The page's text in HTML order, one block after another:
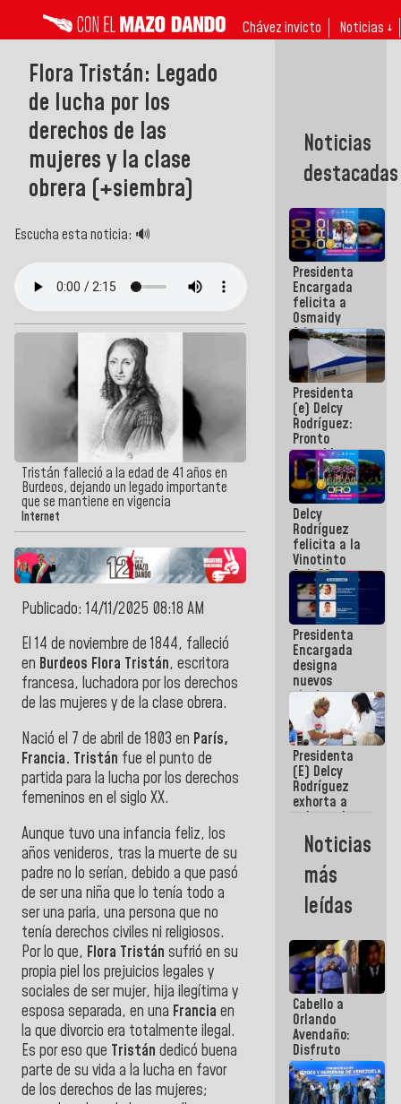
Chávez invicto Noticias ↓
Flora Tristán: Legado
de lucha por los
derechos de las
mujeres y la clase
obrera (+siembra)
Escucha esta noticia: 🔊
Tristán falleció a la edad de 41 años en
Burdeos, dejando un legado importante
que se mantiene en vigencia
Internet
Publicado: 14/11/2025 08:18 AM
El 14 de noviembre de 1844, falleció
en Burdeos Flora Tristán, escritora
francesa, luchadora por los derechos
de las mujeres y de la clase obrera.
Nació el 7 de abril de 1803 en París,
Francia. Tristán fue el punto de
partida para la lucha por los derechos
femeninos en el siglo XX.
Aunque tuvo una infancia feliz, los
años venideros, tras la muerte de su
padre no lo serían, debido a que pasó
de ser una niña que lo tenía todo a
ser una paria, una persona que no
tenía derechos civiles ni religiosos.
Por lo que, Flora Tristán sufrió en su
propia piel los prejuicios legales y
sociales de ser mujer, hija ilegítima y
esposa separada, en una Francia en
la que divorcio era totalmente ilegal.
Es por eso que Tristán dedicó buena
parte de su vida a la lucha en favor
de los derechos de las mujeres;
Noticias
destacadas
Presidenta
Encargada
felicita a
Osmaidy
Arias y
Giraly
Marcano por
hacer
historia en
los
Centroamericanos
Presidenta
(e) Delcy
Rodríguez:
Pronto
restableceremos
las
operaciones
en el
Aeropuerto
Internacional
de
Maiquetía
Delcy
Rodríguez
felicita a la
Vinotinto
Sub 20
campeona
frente
México Sub
23 en los
Centroamericanos
Presidenta
Encargada
designa
nuevos
titulares en
Viceministerio
de Energía
Eléctrica y
CORPOELEC
Presidenta
(E) Delcy
Rodríguez
exhorta a
gobernadores
y alcaldes a
edificar
casas para
abuelos
Noticias
más
leídas
Cabello a
Orlando
Avendaño:
Disfruto
cada vez
que escribes
porque lo